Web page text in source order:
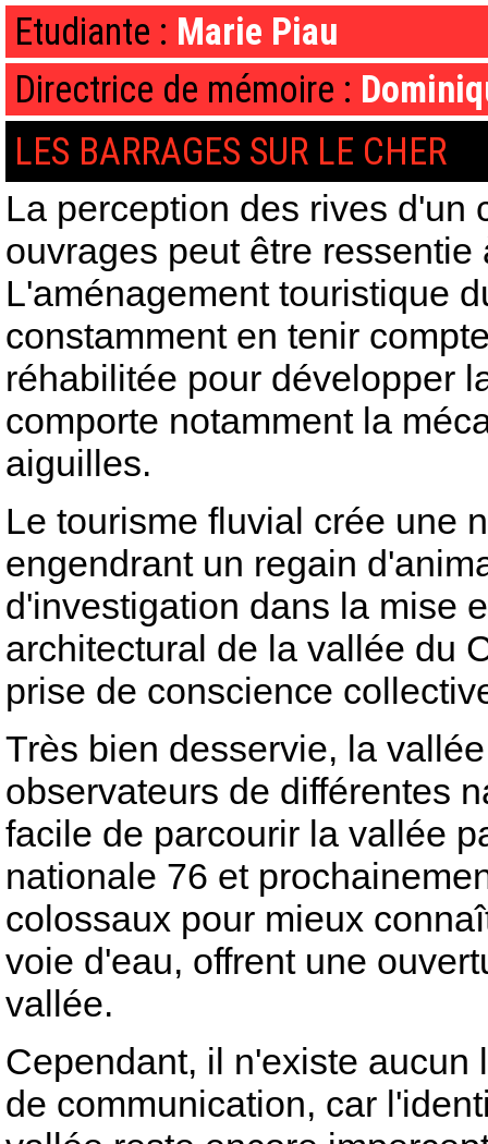
Etudiante : Marie Piau
Directrice de mémoire :
LES BARRAGES SUR LE CHER
La perception des rives d'un
ouvrages peut être
L'aménagement touristique
constamment en tenir
réhabilitée pour développer
comporte notamment la
aiguilles.
Le tourisme fluvial crée une
engendrant un regain
d'investigation dans la mise
architectural de la vallée du
prise de conscience
Très bien desservie, la
observateurs de différentes
facile de parcourir la vallée
nationale 76 et
colossaux pour mieux
voie d'eau, offrent une
vallée.
Cependant, il n'existe
de communication, car